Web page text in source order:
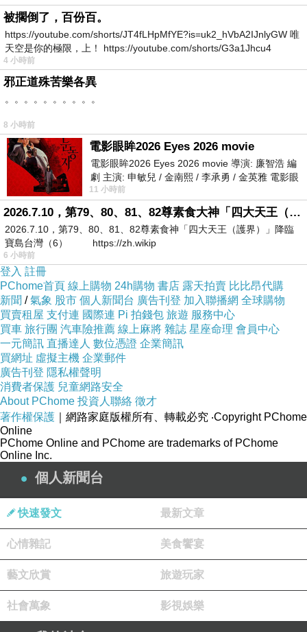
HTC One S 螢幕保護貼，是 One S 螢幕不可少的防護新選擇，透光率達
撕， 使用後絕無留殘膠，可以100?效隔絕灰塵，油污、手汗、指紋，不
One S 的高級質感。
以上圖文僅供參考，顏色式樣請以實際
商品訊息簡述:
適用機型：HTC One S only
產地：Made In China
重量：約 20 g
顏色：黑色
包裝內容物：HTC One S 潛水布收納套及螢幕保護貼各1 pcs
被擱倒了，百份百。
https://youtube.com/shorts/JT4fLHpMfYE?is=uk2_hVbA2IJnlyGW 唯
天空是你的極限，上！ https://youtube.com/shorts/G3a1Jhcu4
4 小時前
邪正道殊苦樂各異
。。。。。。。。。。
8 小時前
電影眼眸2026 Eyes 2026 movie
電影眼眸2026 Eyes 2026 movie 導演: 廉智浩 編
劇 主演: 申敏兒 / 金南熙 / 李承勇 / 金英雅 電影眼
眸2026描述攝影師徐珍因遺
11 小時前
2026.7.10，第79、80、81、82尊素食大神「四大天王（護界）」降臨寶島台灣（6）
2026.7.10，第79、80、81、82尊素食神「四大天王（護界）」降臨
寶島台灣（6） https://zh.wikip
6 小時前
登入 註冊
PChome首頁 線上購物 24h購物 書店 露天拍賣 比比昂代購
新聞 /氣象 股市 個人新聞台 廣告刊登 加入聯播網 全球購物
買賣租屋 支付連 國際連 Pi 拍錢包 旅遊 服務中心
買車 旅行團 汽車險推薦 線上麻將 雜誌 星座命理 會員中心
一元簡訊 直播達人 數位憑證 企業簡訊
買網址 虛擬主機 企業郵件
廣告刊登 隱私權聲明
消費者保護 兒童網路安全
About PChome 投資人聯絡 徵才
著作權保護 ｜網路家庭版權所有、轉載必究 ‧Copyright PChome
Online
PChome Online and PChome are trademarks of PChome
Online Inc.
個人新聞台
快速發文 最新文章
心情雜記 美食饗宴
藝文欣賞 旅遊玩家
社會萬象 影視娛樂